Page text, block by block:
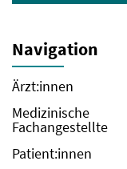
Navigation
Ärzt:innen
Medizinische
Fachangestellte
Patient:innen